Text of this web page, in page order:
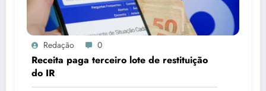
Redação 0
Receita paga terceiro lote de restituição
do IR